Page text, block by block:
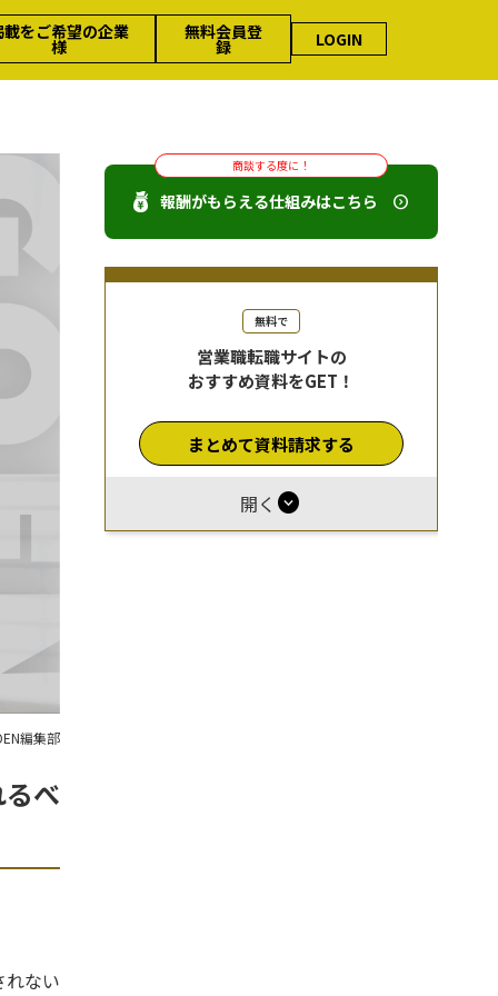
載をご希望の企業
様
無料会員登
録 LOGIN
編集部
べ
れない
商談する度に！
報酬がもらえる仕組みはこちら
無料で
営業職転職サイトの
おすすめ資料をGET！
まとめて資料請求する
開く expand_circle_down